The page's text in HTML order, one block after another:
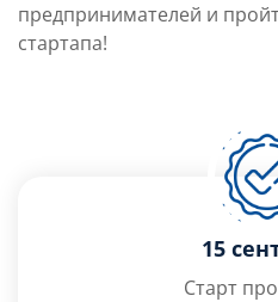
предпринимателей и
стартапа!
15
Старт